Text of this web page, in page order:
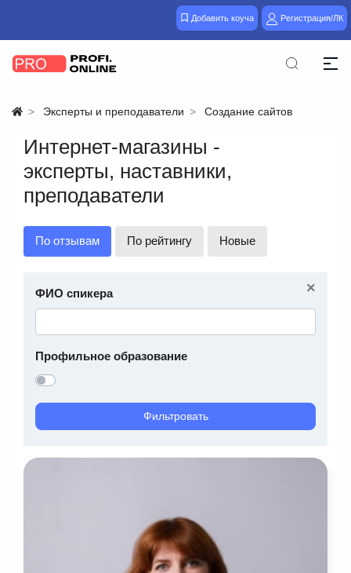
Добавить коуча Регистрация/ЛК
Эксперты и преподаватели Создание сайтов
Интернет-магазины -
эксперты, наставники,
преподаватели
По отзывам По рейтингу Новые
×
ФИО спикера
Профильное образование
Фильтровать